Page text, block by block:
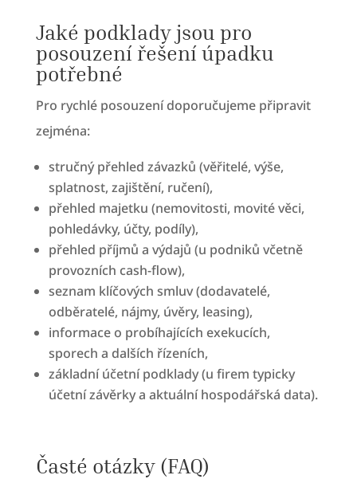
Jaké podklady jsou pro
posouzení řešení úpadku
potřebné
Pro rychlé posouzení doporučujeme připravit
zejména:
stručný přehled závazků (věřitelé, výše,
splatnost, zajištění, ručení),
přehled majetku (nemovitosti, movité věci,
pohledávky, účty, podíly),
přehled příjmů a výdajů (u podniků včetně
provozních cash-flow),
seznam klíčových smluv (dodavatelé,
odběratelé, nájmy, úvěry, leasing),
informace o probíhajících exekucích,
sporech a dalších řízeních,
základní účetní podklady (u firem typicky
účetní závěrky a aktuální hospodářská data).
Časté otázky (FAQ)